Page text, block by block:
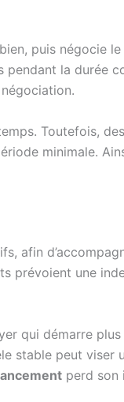
puis négocie
la durée
Toutefois,
minimale.
afin
prévoient une
qui démarre
stable peut viser
perd son